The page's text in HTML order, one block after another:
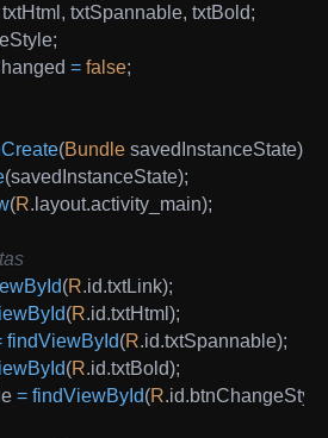
txtHtml , txtSpannable, txtBold;
;
= false;
(Bundle savedInstanceState)
(savedInstanceState);
(R. layout.activity_main);
(R.id.txtLink);
(R.id.txtHtml );
findViewById(R.id.txtSpannable);
(R.id.txtBold);
= findViewById(R.id.btnChangeStyle